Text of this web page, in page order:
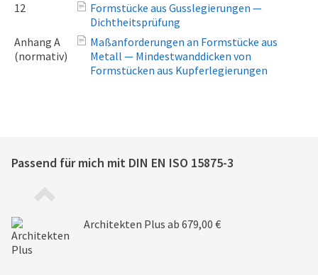
12
Formstücke aus Gusslegierungen —
Dichtheitsprüfung
Anhang A
(normativ)
Maßanforderungen an Formstücke aus
Metall — Mindestwanddicken von
Formstücken aus Kupferlegierungen
Passend für mich mit DIN EN ISO 15875-3
Architekten Plus ab 679,00 €